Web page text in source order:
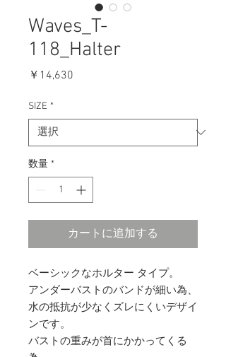
Waves_T-
118_Halter
￥14,630
SIZE *
数量 *
カートに追加する
ベーシックなホルター タイプ。
アンダーバストのバンドが細い為、
水の抵抗が少なくズレにくいデザイ
ンです。
バストの重みが首にかかってくる